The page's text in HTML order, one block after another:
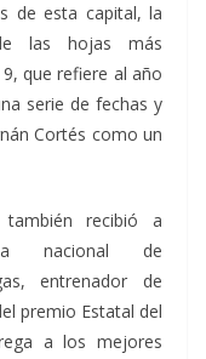
de esta capital, la
las hojas más
que refiere al año
serie de fechas y
Cortés como un
recibió a
nacional de
entrenador de
premio Estatal del
a los mejores